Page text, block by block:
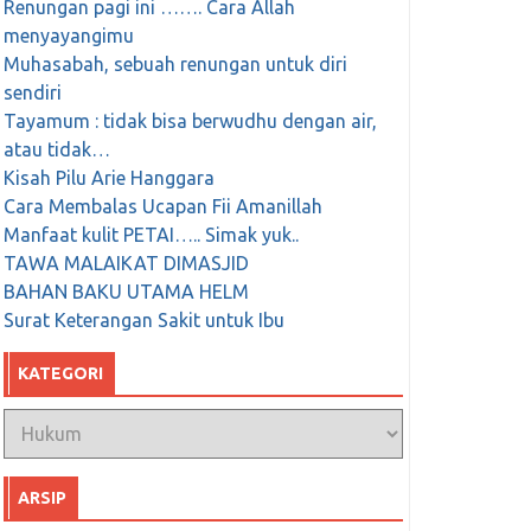
Renungan pagi ini ……. Cara Allah
menyayangimu
Muhasabah, sebuah renungan untuk diri
sendiri
Tayamum : tidak bisa berwudhu dengan air,
atau tidak…
Kisah Pilu Arie Hanggara
Cara Membalas Ucapan Fii Amanillah
Manfaat kulit PETAI….. Simak yuk..
TAWA MALAIKAT DIMASJID
BAHAN BAKU UTAMA HELM
Surat Keterangan Sakit untuk Ibu
KATEGORI
Kategori
ARSIP